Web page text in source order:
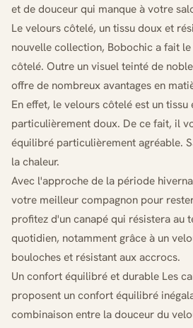
et de douceur qui manque à votre
Le velours côtelé, un tissu doux et
nouvelle collection, Bobochic a fait
côtelé. Outre un visuel teinté de
offre de nombreux avantages en
En effet, le velours côtelé est un tissu
particulièrement doux. De ce fait, il
équilibré particulièrement agréable.
la chaleur.
Avec l'approche de la période
votre meilleur compagnon pour
profitez d'un canapé qui résistera au
quotidien, notamment grâce à un
bouloches et résistant aux accrocs.
Un confort équilibré et durable Les
proposent un confort équilibré
combinaison entre la douceur du